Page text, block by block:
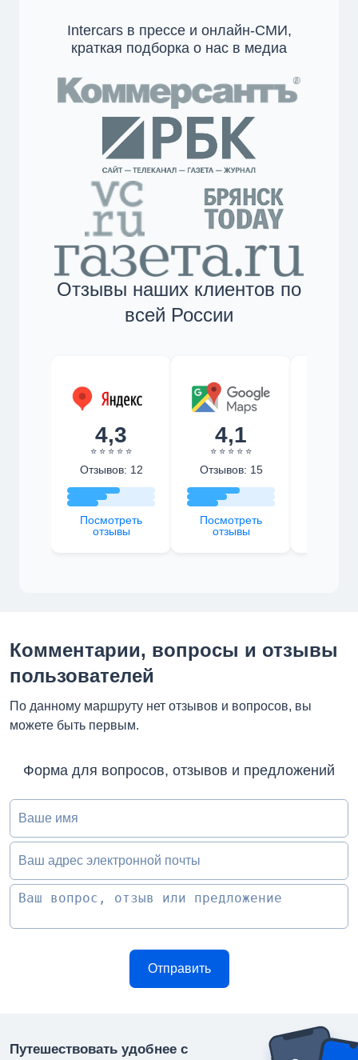
Intercars в прессе и онлайн-СМИ,
краткая подборка о нас в медиа
Отзывы наших клиентов по
всей России
4,3
⭐ ⭐ ⭐ ⭐ ⭐
Отзывов: 12
Посмотреть
отзывы
4,1
⭐ ⭐ ⭐ ⭐ ⭐
Отзывов: 15
Посмотреть
отзывы
Комментарии, вопросы и отзывы
пользователей
По данному маршруту нет отзывов и вопросов, вы
можете быть первым.
Форма для вопросов, отзывов и предложений
Ваше имя
Ваш адрес электронной почты
Путешествовать удобнее с